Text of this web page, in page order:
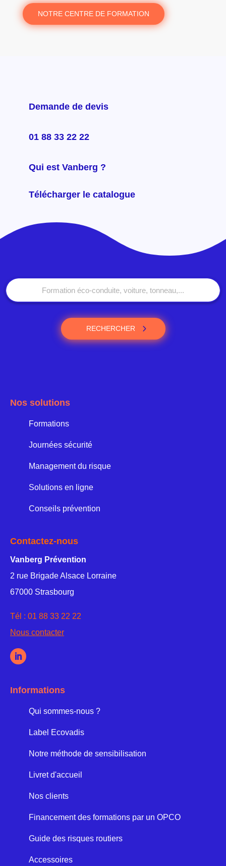
NOTRE CENTRE DE FORMATION
Demande de devis
01 88 33 22 22
Qui est Vanberg ?
Télécharger le catalogue
RECHERCHER
Nos solutions
Formations
Journées sécurité
Management du risque
Solutions en ligne
Conseils prévention
Contactez-nous
Vanberg Prévention
2 rue Brigade Alsace Lorraine
67000 Strasbourg
Tél : 01 88 33 22 22
Nous contacter
Informations
Qui sommes-nous ?
Label Ecovadis
Notre méthode de sensibilisation
Livret d'accueil
Nos clients
Financement des formations par un OPCO
Guide des risques routiers
Accessoires